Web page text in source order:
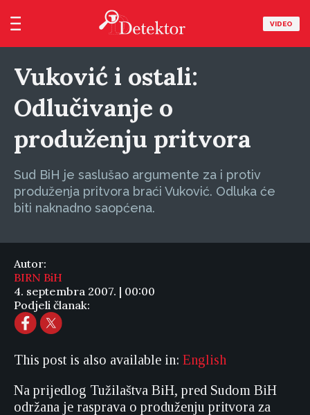
VIDEO
Vuković i ostali:
Odlučivanje o
produženju pritvora
Sud BiH je saslušao argumente za i protiv
produženja pritvora braći Vuković. Odluka će
biti naknadno saopćena.
Autor:
BIRN BiH
4. septembra 2007. | 00:00
Podjeli članak:
This post is also available in: English
Na prijedlog Tužilaštva BiH, pred Sudom BiH
održana je rasprava o produženju pritvora za